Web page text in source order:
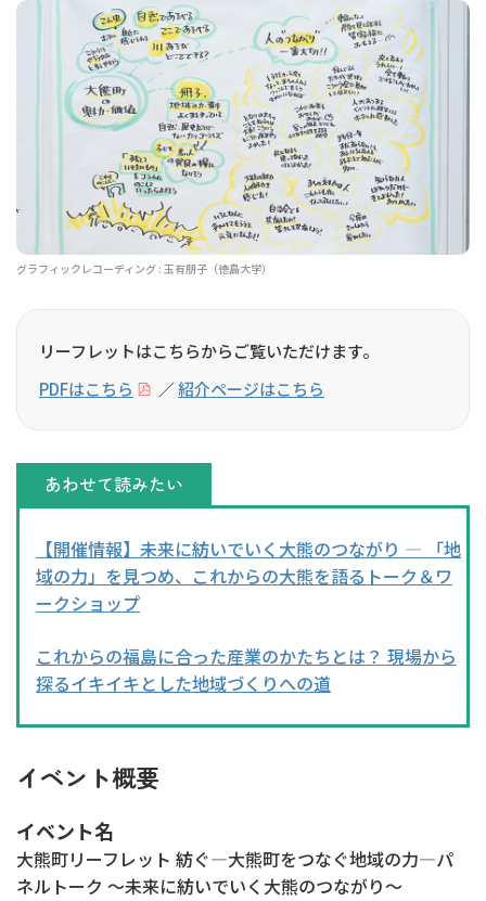
グラフィックレコーディング : 玉有朋子（徳島大学）
リーフレットはこちらからご覧いただけます。
PDFはこちら
／紹介ページはこちら
あわせて読みたい
【開催情報】未来に紡いでいく大熊のつながり — 「地
域の力」を見つめ、これからの大熊を語るトーク＆ワ
ークショップ
これからの福島に合った産業のかたちとは？ 現場から
探るイキイキとした地域づくりへの道
イベント概要
イベント名
大熊町リーフレット 紡ぐ—大熊町をつなぐ地域の力—パ
ネルトーク ～未来に紡いでいく大熊のつながり～